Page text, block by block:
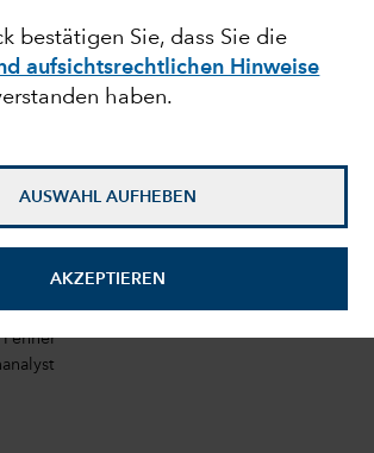
bestätigen Sie, dass Sie die
aufsichtsrechtlichen Hinweise
haben.
AUSWAHL AUFHEBEN
AKZEPTIEREN
Zeiten für
Aktien –
danach?